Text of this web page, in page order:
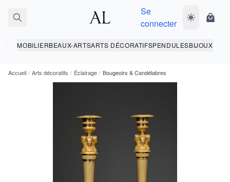
Se
connecter
Basculer le
MOBILIERBEAUX-ARTSARTS DÉCORATIFSPENDULESBIJOUX
Accueil / Arts décoratifs / Éclairage / Bougeoirs & Candélabres